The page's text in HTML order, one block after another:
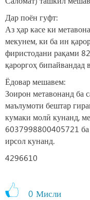
Дар поён гуфт:
Аз ҳар касе ки
мекунем, ки ба ин
фиристодани рақами
қароргоҳ бипайвандад
Ёдовар мешавем:
Зоирон метавонанд ба
маълумоти бештар
кумаки молӣ кунанд,
6037998800405721
ирсол кунанд.
4296610
0 Мисли